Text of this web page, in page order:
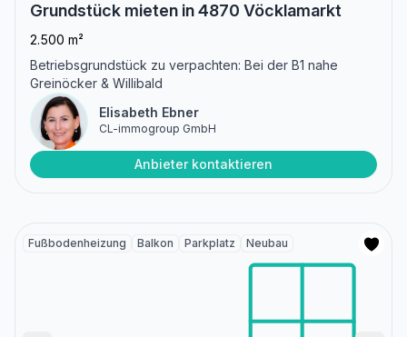
Grundstück mieten in 4870 Vöcklamarkt
2.500 m²
Betriebsgrundstück zu verpachten: Bei der B1 nahe
Greinöcker & Willibald
Elisabeth Ebner
CL-immogroup GmbH
Anbieter kontaktieren
Fußbodenheizung Balkon Parkplatz Neubau